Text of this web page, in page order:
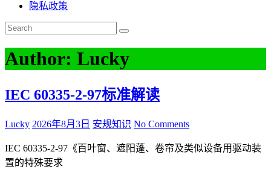
隐私政策
Author: Lucky
IEC 60335-2-97标准解读
Lucky 2026年8月3日 安规知识 No Comments
IEC 60335-2-97《百叶窗、遮阳蓬、卷帘及类似设备用驱动装
置的特殊要求